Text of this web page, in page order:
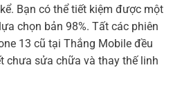
Bạn có thể tiết kiệm được một
chọn bản 98%. Tất các phiên
13 cũ tại Thắng Mobile đều
chưa sửa chữa và thay thế linh